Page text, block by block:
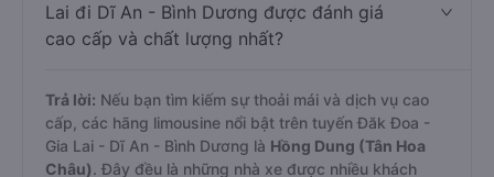
Lai đi Dĩ An - Bình Dương được đánh giá
cao cấp và chất lượng nhất?
Trả lời: Nếu bạn tìm kiếm sự thoải mái và dịch vụ cao
cấp, các hãng limousine nổi bật trên tuyến Đăk Đoa -
Gia Lai - Dĩ An - Bình Dương là Hồng Dung (Tân Hoa
Châu). Đây đều là những nhà xe được nhiều khách